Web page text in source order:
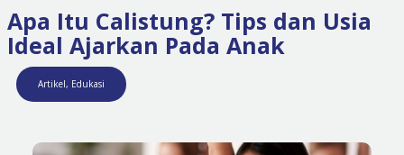
Apa Itu Calistung? Tips dan Usia
Ideal Ajarkan Pada Anak
Artikel, Edukasi